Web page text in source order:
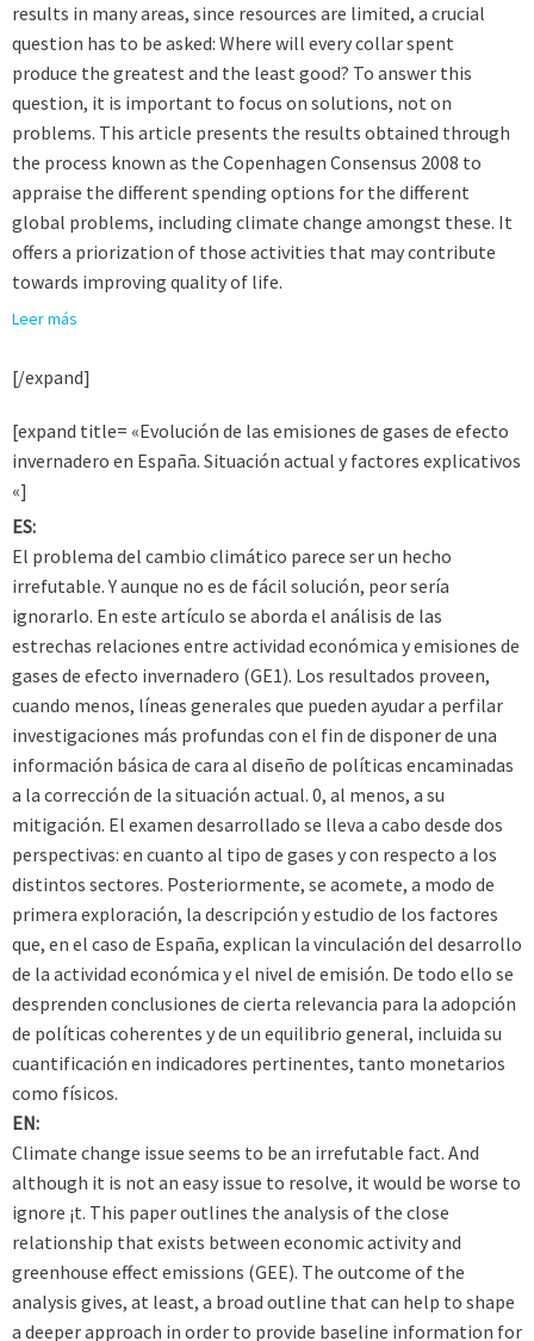
results in many areas, since resources are limited, a crucial
question has to be asked: Where will every collar spent
produce the greatest and the least good? To answer this
question, it is important to focus on solutions, not on
problems. This article presents the results obtained through
the process known as the Copenhagen Consensus 2008 to
appraise the different spending options for the different
global problems, including climate change amongst these. It
offers a priorization of those activities that may contribute
towards improving quality of life.
Leer más
[/expand]
[expand title= «Evolución de las emisiones de gases de efecto
invernadero en España. Situación actual y factores explicativos
«]
ES:
El problema del cambio climático parece ser un hecho
irrefutable. Y aunque no es de fácil solución, peor sería
ignorarlo. En este artículo se aborda el análisis de las
estrechas relaciones entre actividad económica y emisiones de
gases de efecto invernadero (GE1). Los resultados proveen,
cuando menos, líneas generales que pueden ayudar a perfilar
investigaciones más profundas con el fin de disponer de una
información básica de cara al diseño de políticas encaminadas
a la corrección de la situación actual. 0, al menos, a su
mitigación. El examen desarrollado se lleva a cabo desde dos
perspectivas: en cuanto al tipo de gases y con respecto a los
distintos sectores. Posteriormente, se acomete, a modo de
primera exploración, la descripción y estudio de los factores
que, en el caso de España, explican la vinculación del desarrollo
de la actividad económica y el nivel de emisión. De todo ello se
desprenden conclusiones de cierta relevancia para la adopción
de políticas coherentes y de un equilibrio general, incluida su
cuantificación en indicadores pertinentes, tanto monetarios
como físicos.
EN:
Climate change issue seems to be an irrefutable fact. And
although it is not an easy issue to resolve, it would be worse to
ignore ¡t. This paper outlines the analysis of the close
relationship that exists between economic activity and
greenhouse effect emissions (GEE). The outcome of the
analysis gives, at least, a broad outline that can help to shape
a deeper approach in order to provide baseline information for